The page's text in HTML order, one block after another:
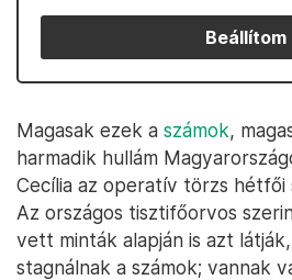
Beállítom
Magasak ezek a számok,
harmadik hullám
Cecília az operatív törzs hétfői
Az országos tisztifőorvos
vett minták alapján is azt
stagnálnak a számok; vannak